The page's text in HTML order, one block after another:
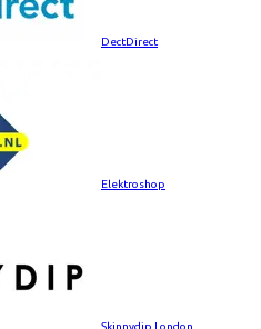
DectDirect
Elektroshop
Skinnydip London